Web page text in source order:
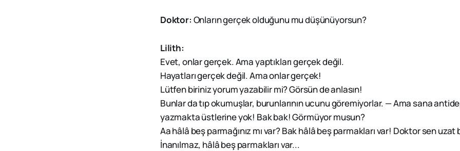
Doktor: Onların gerçek olduğunu mu düşünüyorsun?
Lilith:
Evet, onlar gerçek. Ama yaptıkları gerçek değil.
Hayatları gerçek değil. Ama onlar gerçek!
Lütfen biriniz yorum yazabilir mi? Görsün de anlasın!
Bunlar da tıp okumuşlar, burunlarının ucunu göremiyorlar. — Ama sana
yazmakta üstlerine yok! Bak bak! Görmüyor musun?
Aa hâlâ beş parmağınız mı var? Bak hâlâ beş parmakları var! Doktor sen uzat
İnanılmaz, hâlâ beş parmakları var...